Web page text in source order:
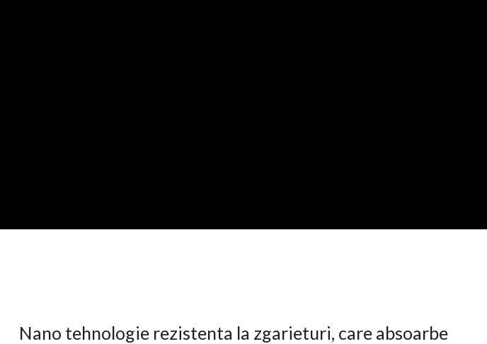
Nano tehnologie rezistenta la zgarieturi, care absoarbe